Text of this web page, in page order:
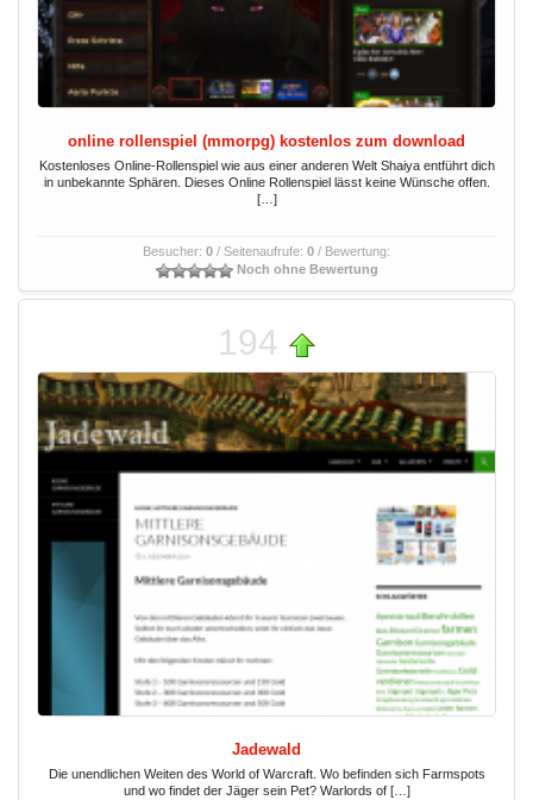
online rollenspiel (mmorpg) kostenlos zum download
Kostenloses Online-Rollenspiel wie aus einer anderen Welt Shaiya entführt dich
in unbekannte Sphären. Dieses Online Rollenspiel lässt keine Wünsche offen.
[…]
Besucher: 0 / Seitenaufrufe: 0 / Bewertung:
Noch ohne Bewertung
194
Jadewald
Die unendlichen Weiten des World of Warcraft. Wo befinden sich Farmspots
und wo findet der Jäger sein Pet? Warlords of […]